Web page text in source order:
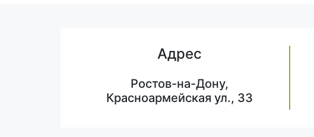
Адрес
Ростов-на-Дону,
Красноармейская ул., 33